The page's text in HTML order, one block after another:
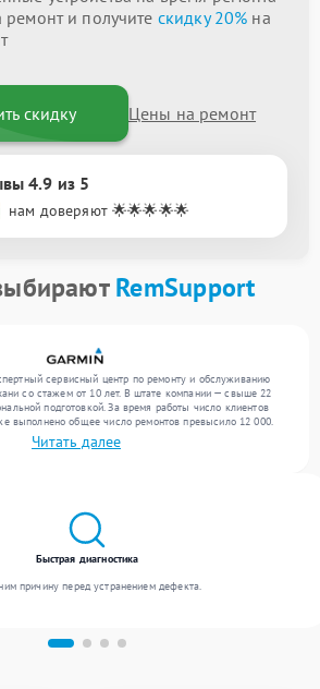
ремонт и получите скидку 20% на
скидку Цены на ремонт
4.9 из 5
нам доверяют 🌟🌟🌟🌟🌟
RemSupport
сервисный центр по ремонту и обслуживанию
со стажем от 10 лет. В штате компании — свыше 22
подготовкой. За время работы число клиентов
выполнено общее число ремонтов превысило 12 000.
поступает свыше 300 единиц техники, включая , , . Мы
неисправностей и поддерживаем высокий стандарт
Читать далее
Быстрая диагностика
причину перед устранением дефекта.